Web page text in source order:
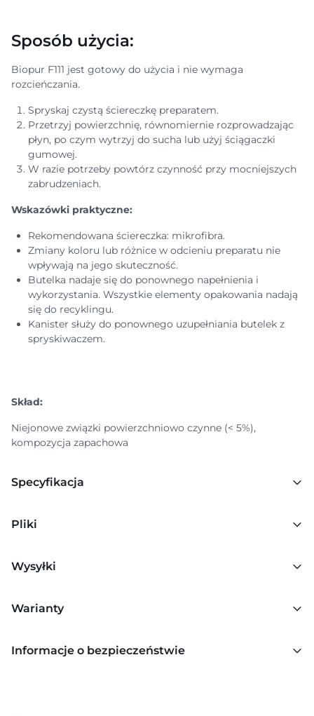
Sposób użycia:
Biopur F111 jest gotowy do użycia i nie wymaga
rozcieńczania.
Spryskaj czystą ściereczkę preparatem.
Przetrzyj powierzchnię, równomiernie rozprowadzając
płyn, po czym wytrzyj do sucha lub użyj ściągaczki
gumowej.
W razie potrzeby powtórz czynność przy mocniejszych
zabrudzeniach.
Wskazówki praktyczne:
Rekomendowana ściereczka: mikrofibra.
Zmiany koloru lub różnice w odcieniu preparatu nie
wpływają na jego skuteczność.
Butelka nadaje się do ponownego napełnienia i
wykorzystania. Wszystkie elementy opakowania nadają
się do recyklingu.
Kanister służy do ponownego uzupełniania butelek z
spryskiwaczem.
Skład:
Niejonowe związki powierzchniowo czynne (< 5%),
kompozycja zapachowa
Specyfikacja
Pliki
Wysyłki
Warianty
Informacje o bezpieczeństwie